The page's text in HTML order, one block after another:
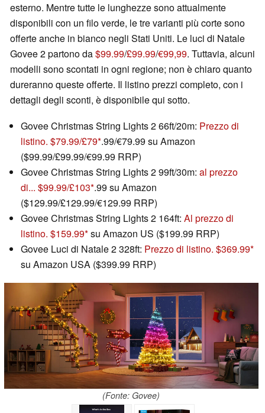
esterno. Mentre tutte le lunghezze sono attualmente
disponibili con un filo verde, le tre varianti più corte sono
offerte anche in bianco negli Stati Uniti. Le luci di Natale
Govee 2 partono da$99.99/£99.99/€99,99. Tuttavia, alcuni
modelli sono scontati in ogni regione; non è chiaro quanto
dureranno queste offerte. Il listino prezzi completo, con i
dettagli degli sconti, è disponibile qui sotto.
Govee Christmas String Lights 2 66ft/20m: Prezzo di
listino. $79.99/£79 .99/€79.99 su Amazon
($99.99/£99.99/€99.99 RRP)
Govee Christmas String Lights 2 99ft/30m: al prezzo
di... $99.99/£103 .99 su Amazon
($129.99/£129.99/€129.99 RRP)
Govee Christmas String Lights 2 164ft: Al prezzo di
listino. $159.99 su Amazon US ($199.99 RRP)
Govee Luci di Natale 2 328ft: Prezzo di listino. $369.99
su Amazon USA ($399.99 RRP)
(Fonte: Govee)